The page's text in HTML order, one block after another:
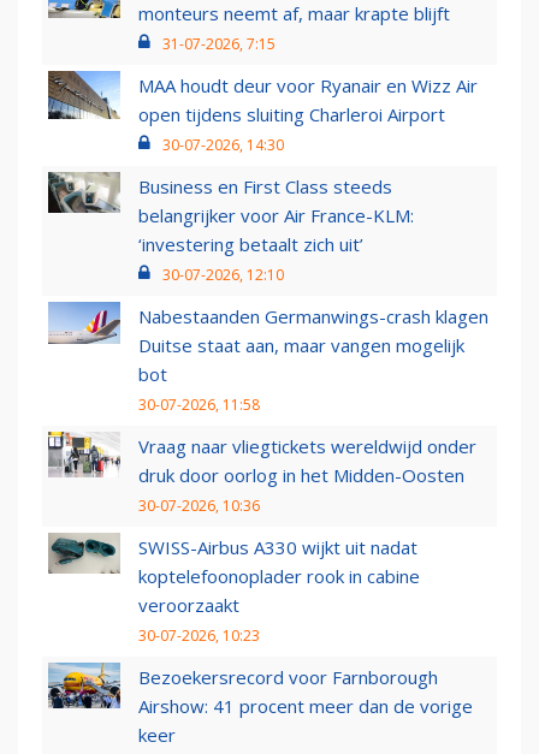
monteurs neemt af, maar krapte blijft
31-07-2026, 7:15
MAA houdt deur voor Ryanair en Wizz Air
open tijdens sluiting Charleroi Airport
30-07-2026, 14:30
Business en First Class steeds
belangrijker voor Air France-KLM:
‘investering betaalt zich uit’
30-07-2026, 12:10
Nabestaanden Germanwings-crash klagen
Duitse staat aan, maar vangen mogelijk
bot
30-07-2026, 11:58
Vraag naar vliegtickets wereldwijd onder
druk door oorlog in het Midden-Oosten
30-07-2026, 10:36
SWISS-Airbus A330 wijkt uit nadat
koptelefoonoplader rook in cabine
veroorzaakt
30-07-2026, 10:23
Bezoekersrecord voor Farnborough
Airshow: 41 procent meer dan de vorige
keer